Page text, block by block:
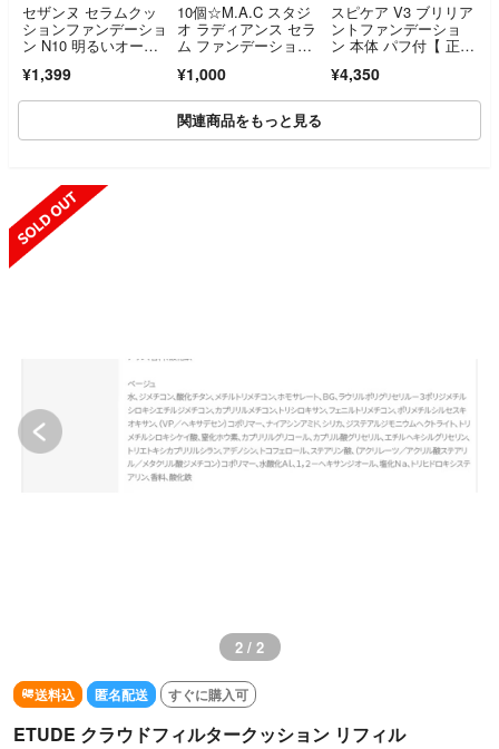
セザンヌ セラムクッ
ションファンデーショ
ン N10 明るいオーク
¥1,399
10個☆M.A.C スタジ
オ ラディアンス セラ
ム ファンデーショ
¥1,000
スピケア V3 ブリリア
ントファンデーショ
ン 本体 パフ付【 正規
リアルナンバー付 QR
コード付 新品未開封
¥4,350
関連商品をもっと見る
2 / 2
送料込 匿名配送 すぐに購入可
ETUDE クラウドフィルタークッション リフィル